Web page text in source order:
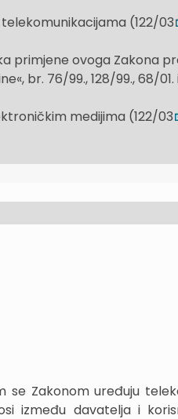
(122/03
primjene ovoga Zakona
br. 76/99., 128/99., 68/
medijima (122/03
se Zakonom uređuju
između davatelja i